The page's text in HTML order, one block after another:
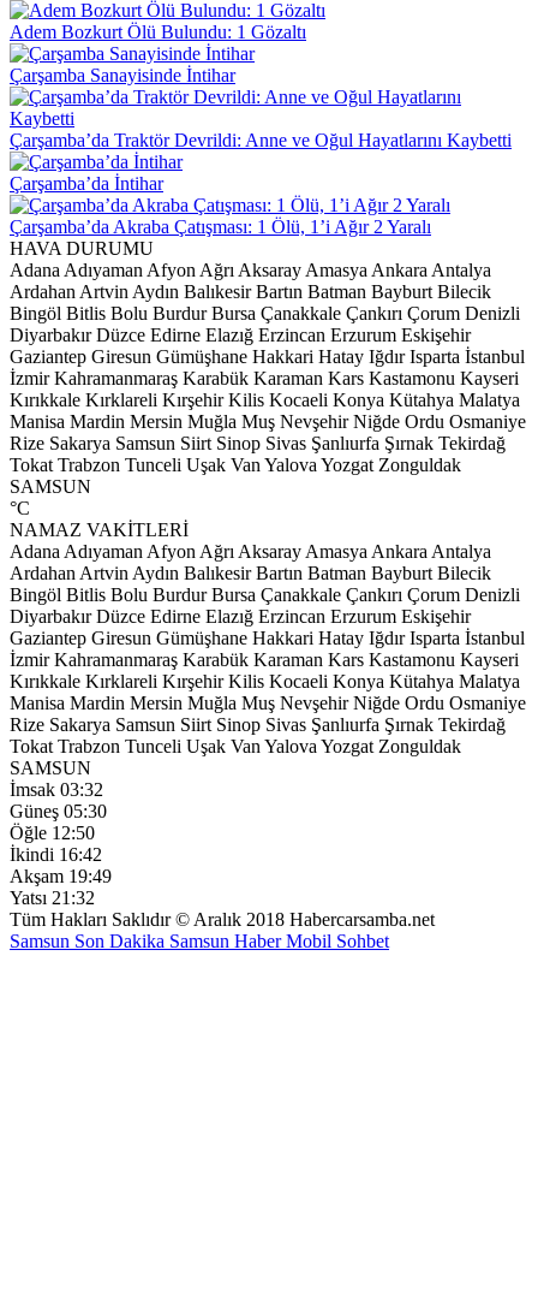
Adem Bozkurt Ölü Bulundu: 1 Gözaltı
Çarşamba Sanayisinde İntihar
Çarşamba’da Traktör Devrildi: Anne ve Oğul Hayatlarını Kaybetti
Çarşamba’da İntihar
Çarşamba’da Akraba Çatışması: 1 Ölü, 1’i Ağır 2 Yaralı
HAVA DURUMU
Adana Adıyaman Afyon Ağrı Aksaray Amasya Ankara Antalya
Ardahan Artvin Aydın Balıkesir Bartın Batman Bayburt Bilecik
Bingöl Bitlis Bolu Burdur Bursa Çanakkale Çankırı Çorum Denizli
Diyarbakır Düzce Edirne Elazığ Erzincan Erzurum Eskişehir
Gaziantep Giresun Gümüşhane Hakkari Hatay Iğdır Isparta İstanbul
İzmir Kahramanmaraş Karabük Karaman Kars Kastamonu Kayseri
Kırıkkale Kırklareli Kırşehir Kilis Kocaeli Konya Kütahya Malatya
Manisa Mardin Mersin Muğla Muş Nevşehir Niğde Ordu Osmaniye
Rize Sakarya Samsun Siirt Sinop Sivas Şanlıurfa Şırnak Tekirdağ
Tokat Trabzon Tunceli Uşak Van Yalova Yozgat Zonguldak
SAMSUN
°C
NAMAZ VAKİTLERİ
Adana Adıyaman Afyon Ağrı Aksaray Amasya Ankara Antalya
Ardahan Artvin Aydın Balıkesir Bartın Batman Bayburt Bilecik
Bingöl Bitlis Bolu Burdur Bursa Çanakkale Çankırı Çorum Denizli
Diyarbakır Düzce Edirne Elazığ Erzincan Erzurum Eskişehir
Gaziantep Giresun Gümüşhane Hakkari Hatay Iğdır Isparta İstanbul
İzmir Kahramanmaraş Karabük Karaman Kars Kastamonu Kayseri
Kırıkkale Kırklareli Kırşehir Kilis Kocaeli Konya Kütahya Malatya
Manisa Mardin Mersin Muğla Muş Nevşehir Niğde Ordu Osmaniye
Rize Sakarya Samsun Siirt Sinop Sivas Şanlıurfa Şırnak Tekirdağ
Tokat Trabzon Tunceli Uşak Van Yalova Yozgat Zonguldak
SAMSUN
İmsak 03:32
Güneş 05:30
Öğle 12:50
İkindi 16:42
Akşam 19:49
Yatsı 21:32
Tüm Hakları Saklıdır © Aralık 2018 Habercarsamba.net
Samsun Son Dakika Samsun HaberMobil Sohbet